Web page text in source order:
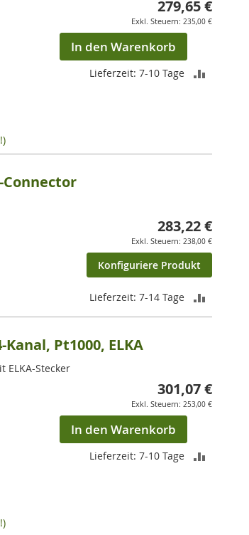
279,65 €
235,00 €
In den Warenkorb
Lieferzeit: 7-10 Tage
Connector
283,22 €
238,00 €
Konfiguriere Produkt
Lieferzeit: 7-14 Tage
Pt1000, ELKA
ELKA-Stecker
301,07 €
253,00 €
In den Warenkorb
Lieferzeit: 7-10 Tage